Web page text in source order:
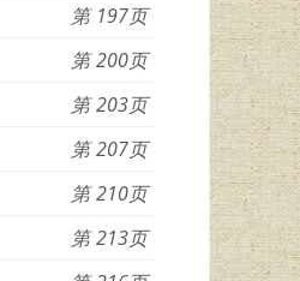
197
200
203
207
210
213